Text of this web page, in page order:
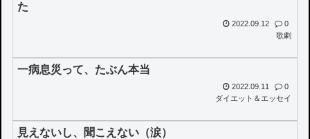
た
2022.09.12
0
歌劇
一病息災って、たぶん本当
2022.09.11
0
ダイエット＆エッセイ
見えないし、聞こえない（涙）